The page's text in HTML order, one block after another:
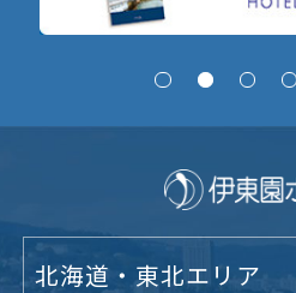
北海道・東北エリア